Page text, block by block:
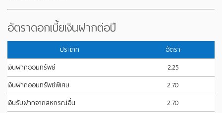
อัตราดอกเบี้ยเงินฝากต่อปี
ประเภท
อัตรา
เงินฝากออมทรัพย์
2.25
เงินฝากออมทรัพย์พิเศษ
2.70
เงินรับฝากจากสหกรณ์อื่น
2.70